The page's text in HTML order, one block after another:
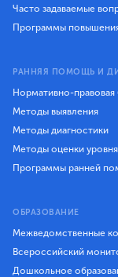
Часто задаваемые
Программы
РАННЯЯ ПОМОЩЬ И
Нормативно-правовая
Методы выявления
Методы диагностики
Методы оценки уровня
Программы ранней
ОБРАЗОВАНИЕ
Межведомственные
Всероссийский
Дошкольное